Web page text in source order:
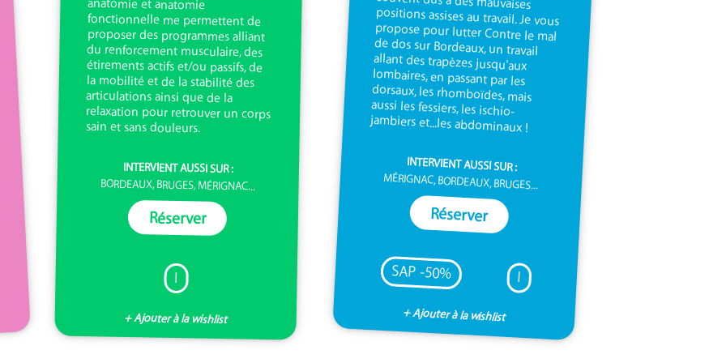
sain et sans douleurs.
INTERVIENT AUSSI SUR :
BORDEAUX, BRUGES, MÉRIGNAC...
Réserver
I
+ Ajouter à la wishlist
jambiers et...les abdominaux !
INTERVIENT AUSSI SUR :
MÉRIGNAC, BORDEAUX, BRUGES...
Réserver
SAP -50% I
+ Ajouter à la wishlist